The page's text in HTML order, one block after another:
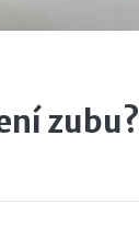
zubu?